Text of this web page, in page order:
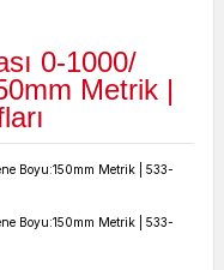
0-1000/
Metrik |